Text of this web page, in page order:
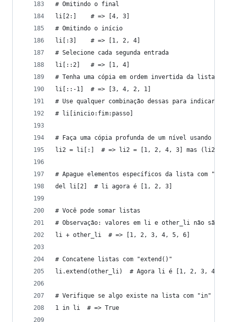
# Omitindo o final
li[2:]    # => [4, 3]
# Omitindo o início
li[:3]    # => [1, 2, 4]
# Selecione cada segunda entrada
li[::2]   # => [1, 4]
# Tenha uma cópia em ordem invertida da lista
li[::-1]  # => [3, 4, 2, 1]
# Use qualquer combinação dessas para indicar
# li[inicio:fim:passo]
# Faça uma cópia profunda de um nível usando
li2 = li[:]  # => li2 = [1, 2, 4, 3] mas (li2 is
# Apague elementos específicos da lista com
del li[2]  # li agora é [1, 2, 3]
# Você pode somar listas
# Observação: valores em li e other_li não são
li + other_li  # => [1, 2, 3, 4, 5, 6]
# Concatene listas com "extend()"
li.extend(other_li)  # Agora li é [1, 2, 3, 4,
# Verifique se algo existe na lista com "in"
1 in li  # => True